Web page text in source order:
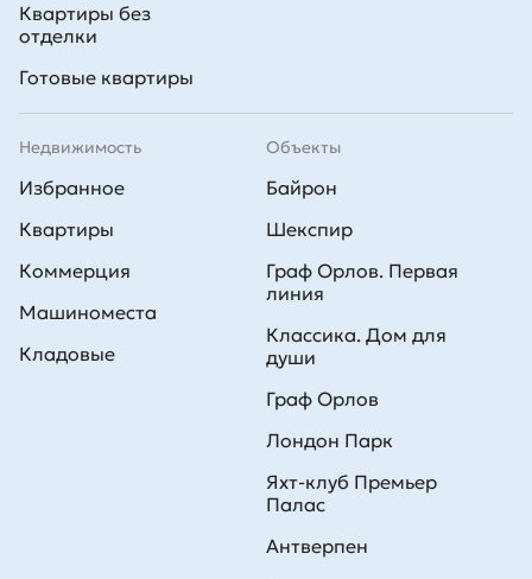
Квартиры без
отделки
Готовые квартиры
Недвижимость
Избранное
Квартиры
Коммерция
Машиноместа
Кладовые
Объекты
Байрон
Шекспир
Граф Орлов. Первая
линия
Классика. Дом для
души
Граф Орлов
Лондон Парк
Яхт-клуб Премьер
Палас
Антверпен